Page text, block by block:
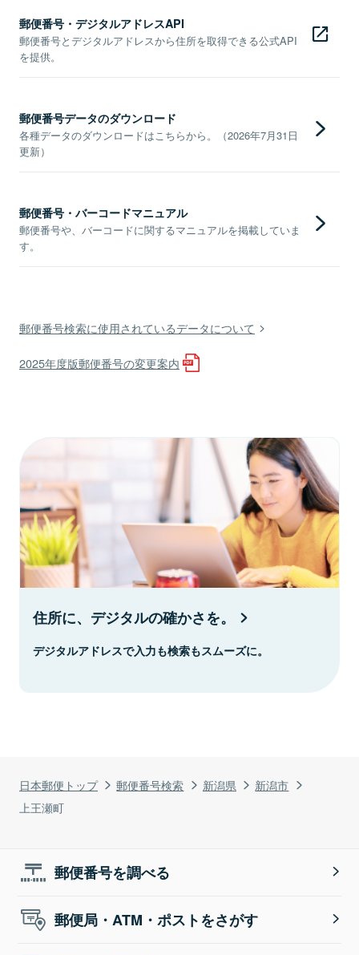
日本郵便トップ 郵便番号検索 新潟県
新潟市
上王瀬町
郵便番号・デジタルアドレスAPI
郵便番号とデジタルアドレスから住所を取得できる公式API
を提供。
郵便番号データのダウンロード
各種データのダウンロードはこちらから。（2026年7月31日
更新）
郵便番号・バーコードマニュアル
郵便番号や、バーコードに関するマニュアルを掲載していま
す。
郵便番号検索に使用されているデータについて
2025年度版郵便番号の変更案内
住所に、デジタルの確かさを。
デジタルアドレスで入力も検索もスムーズに。
郵便番号を調べる
郵便局・ATM・ポストをさがす